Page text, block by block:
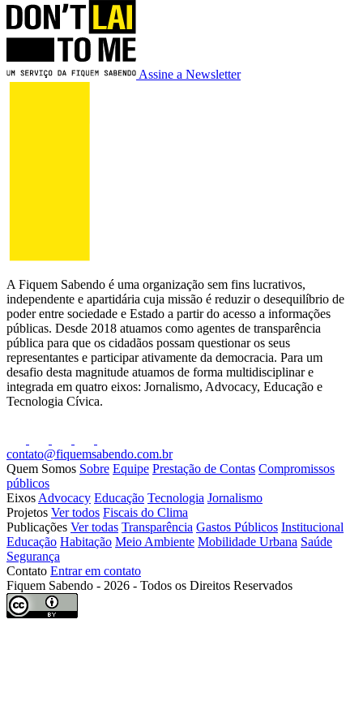
Assine a Newsletter
A Fiquem Sabendo é uma organização sem fins lucrativos,
independente e apartidária cuja missão é reduzir o desequilíbrio de
poder entre sociedade e Estado a partir do acesso a informações
públicas. Desde 2018 atuamos como agentes de transparência
pública para que os cidadãos possam questionar os seus
representantes e participar ativamente da democracia. Para um
desafio desta magnitude atuamos de forma multidisciplinar e
integrada em quatro eixos: Jornalismo, Advocacy, Educação e
Tecnologia Cívica.
contato@fiquemsabendo.com.br
Quem Somos Sobre Equipe Prestação de Contas Compromissos
públicos
Eixos Advocacy Educação Tecnologia Jornalismo
Projetos Ver todos Fiscais do Clima
Publicações Ver todas Transparência Gastos Públicos Institucional
Educação Habitação Meio Ambiente Mobilidade Urbana Saúde
Segurança
Contato Entrar em contato
Fiquem Sabendo - 2026 - Todos os Direitos Reservados